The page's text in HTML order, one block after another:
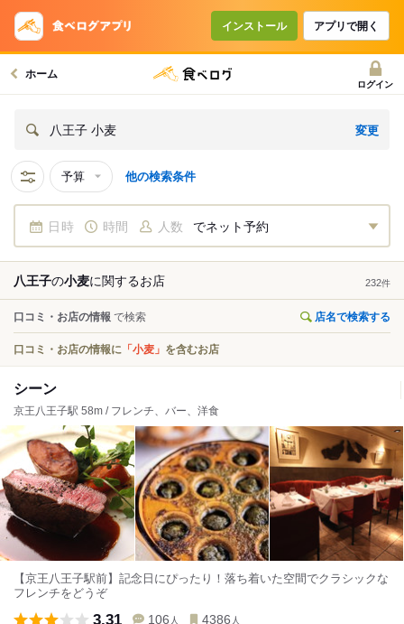
インストール アプリで開く
ホーム
ログイン
八王子 小麦 変更
予算 他の検索条件
日時 時間 人数 でネット予約
八王子の小麦に関するお店 232件
口コミ・お店の情報 で検索 店名で検索する
口コミ・お店の情報に 「小麦」 を含むお店
シーン
京王八王子駅 58m / フレンチ、バー、洋食
【京王八王子駅前】記念日にぴったり！落ち着いた空間でクラシックな
フレンチをどうぞ
3.31 106 人 4386 人